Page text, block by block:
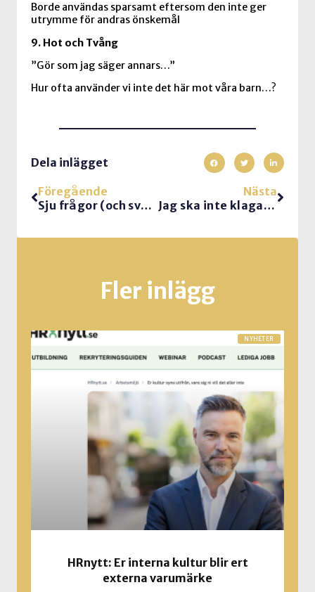
Borde användas sparsamt eftersom den inte ger
utrymme för andras önskemål
9. Hot och Tvång
”Gör som jag säger annars…”
Hur ofta använder vi inte det här mot våra barn…?
Dela inlägget
Föregående
Sju frågor (och svar) om frågor från en publik
Nästa
Jag ska inte klaga. Det är ändå ingen som lyssnar…
Fler inlägg
NYHETER
HRnytt: Er interna kultur blir ert
externa varumärke